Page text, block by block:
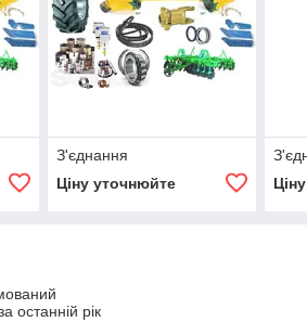
З'єднання
Ціну уточнюйте
останній рік